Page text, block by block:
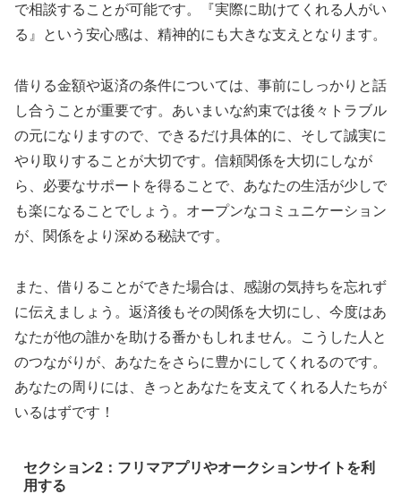
で相談することが可能です。『実際に助けてくれる人がい
る』という安心感は、精神的にも大きな支えとなります。
借りる金額や返済の条件については、事前にしっかりと話
し合うことが重要です。あいまいな約束では後々トラブル
の元になりますので、できるだけ具体的に、そして誠実に
やり取りすることが大切です。信頼関係を大切にしなが
ら、必要なサポートを得ることで、あなたの生活が少しで
も楽になることでしょう。オープンなコミュニケーション
が、関係をより深める秘訣です。
また、借りることができた場合は、感謝の気持ちを忘れず
に伝えましょう。返済後もその関係を大切にし、今度はあ
なたが他の誰かを助ける番かもしれません。こうした人と
のつながりが、あなたをさらに豊かにしてくれるのです。
あなたの周りには、きっとあなたを支えてくれる人たちが
いるはずです！
セクション2：フリマアプリやオークションサイトを利
用する